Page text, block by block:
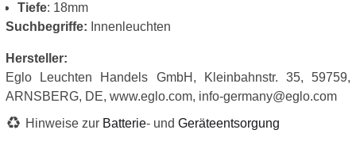
Tiefe: 18mm
Suchbegriffe: Innenleuchten
Hersteller:
Eglo Leuchten Handels GmbH, Kleinbahnstr. 35, 59759,
ARNSBERG, DE, www.eglo.com, info-germany@eglo.com
Hinweise zur Batterie- und Geräteentsorgung